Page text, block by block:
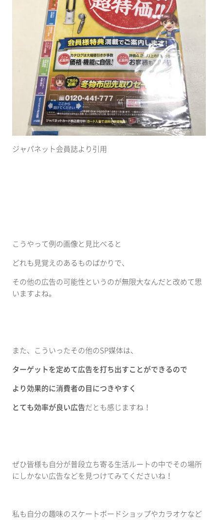
ジャパネット会員誌より引用
こうやって例の画像と見比べると
どれも見覚えのあるものばかりで、
その他の広告の可能性というのが無限大なんだと改めて思
いますよね。
また、こういったその他のSP媒体は、
ターゲットを定めて広告を打ち出すことができるので
より効果的に消費者の目につきやすく
とても効率が良い広告だとも感じますね！
ぜひ皆様も自分が普段立ち寄る生活ルートの中でその場所
にしかない広告などを見つけてみてくださいね！
私も自分の趣味のスケートボードショップやカラオケなど